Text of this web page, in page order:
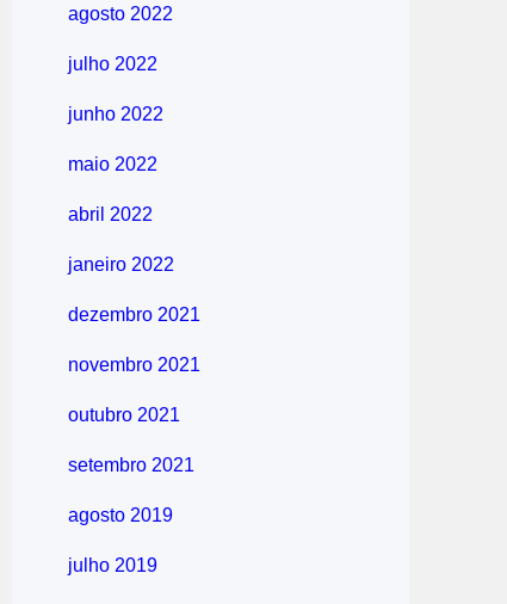
agosto 2022
julho 2022
junho 2022
maio 2022
abril 2022
janeiro 2022
dezembro 2021
novembro 2021
outubro 2021
setembro 2021
agosto 2019
julho 2019